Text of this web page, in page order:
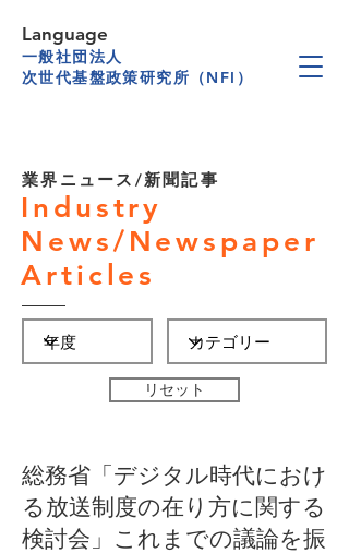
一般社団法人
次世代基盤政策研究所（NFI）
Language
業界ニュース/新聞記事
Industry
News/Newspaper
Articles
リセット
総務省「デジタル時代におけ
る放送制度の在り方に関する
検討会」これまでの議論を振